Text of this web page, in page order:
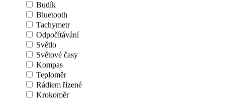
Budík
Bluetooth
Tachymetr
Odpočítávání
Světlo
Světové časy
Kompas
Teploměr
Rádiem řízené
Krokoměr